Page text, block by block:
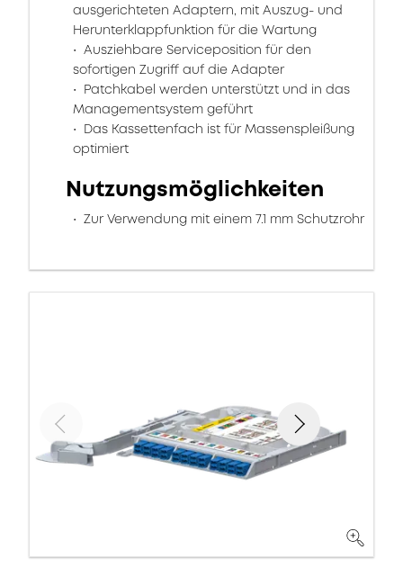
ausgerichteten Adaptern, mit Auszug- und
Herunterklappfunktion für die Wartung
Ausziehbare Serviceposition für den
sofortigen Zugriff auf die Adapter
Patchkabel werden unterstützt und in das
Managementsystem geführt
Das Kassettenfach ist für Massenspleißung
optimiert
Nutzungsmöglichkeiten
Zur Verwendung mit einem 7.1 mm Schutzrohr